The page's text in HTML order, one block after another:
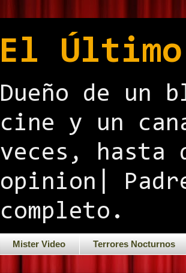
El
Dueño de un
cine y un
veces, hasta
opinion|
completo.
Mister Video Terrores Nocturnos